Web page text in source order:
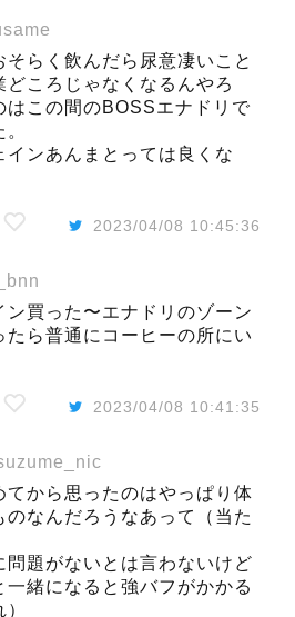
そらく飲んだら尿意凄いこと
どころじゃなくなるんやろ
この間のBOSSエナドリで
インあんまとっては良くな
2023/04/08 10:45:36
ン買った〜エナドリのゾーン
たら普通にコーヒーの所にい
2023/04/08 10:41:35
てから思ったのはやっぱり体
のなんだろうなあって（当た
問題がないとは言わないけど
一緒になると強バフがかかる